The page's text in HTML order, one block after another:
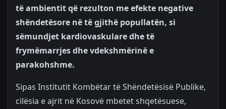
të ambientit që rezulton me efekte negative
shëndetësore në të gjithë popullatën, si
sëmundjet kardiovaskulare dhe të
frymëmarrjes dhe vdekshmërinë e
parakohshme.
Sipas Institutit Kombëtar të Shëndetësisë Publike,
cilësia e ajrit në Kosovë mbetet shqetësuese,